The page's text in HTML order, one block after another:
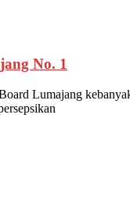
No. 1
Lumajang